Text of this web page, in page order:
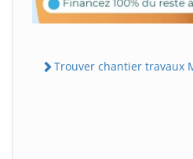
Trouver chantier travaux